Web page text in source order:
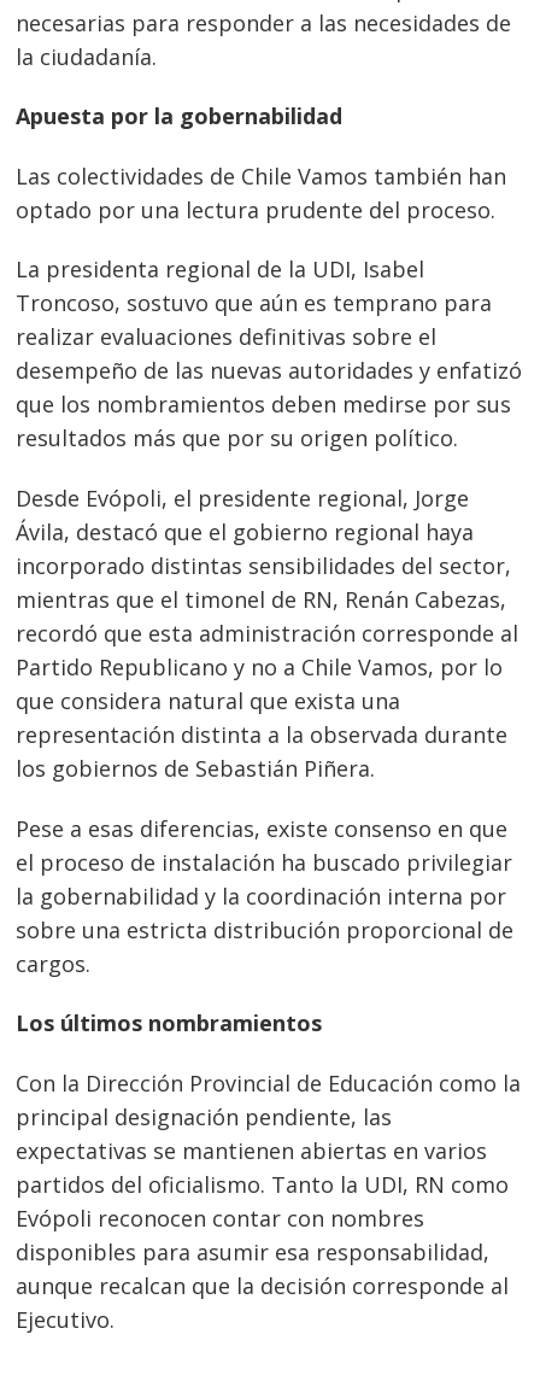
necesarias para responder a las necesidades de
la ciudadanía.
Apuesta por la gobernabilidad
Las colectividades de Chile Vamos también han
optado por una lectura prudente del proceso.
La presidenta regional de la UDI, Isabel
Troncoso, sostuvo que aún es temprano para
realizar evaluaciones definitivas sobre el
desempeño de las nuevas autoridades y enfatizó
que los nombramientos deben medirse por sus
resultados más que por su origen político.
Desde Evópoli, el presidente regional, Jorge
Ávila, destacó que el gobierno regional haya
incorporado distintas sensibilidades del sector,
mientras que el timonel de RN, Renán Cabezas,
recordó que esta administración corresponde al
Partido Republicano y no a Chile Vamos, por lo
que considera natural que exista una
representación distinta a la observada durante
los gobiernos de Sebastián Piñera.
Pese a esas diferencias, existe consenso en que
el proceso de instalación ha buscado privilegiar
la gobernabilidad y la coordinación interna por
sobre una estricta distribución proporcional de
cargos.
Los últimos nombramientos
Con la Dirección Provincial de Educación como la
principal designación pendiente, las
expectativas se mantienen abiertas en varios
partidos del oficialismo. Tanto la UDI, RN como
Evópoli reconocen contar con nombres
disponibles para asumir esa responsabilidad,
aunque recalcan que la decisión corresponde al
Ejecutivo.